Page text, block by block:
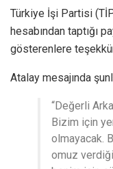
Türkiye İşi Partisi
hesabından taptığı
gösterenlere
Atalay mesajında
“Değerli
Bizim için
olmayacak.
omuz